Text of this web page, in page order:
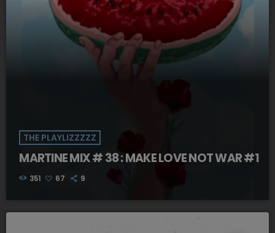
THE PLAYLIZZZZZ
MARTINE MIX # 38 : MAKE LOVE NOT WAR #1
351 67 9